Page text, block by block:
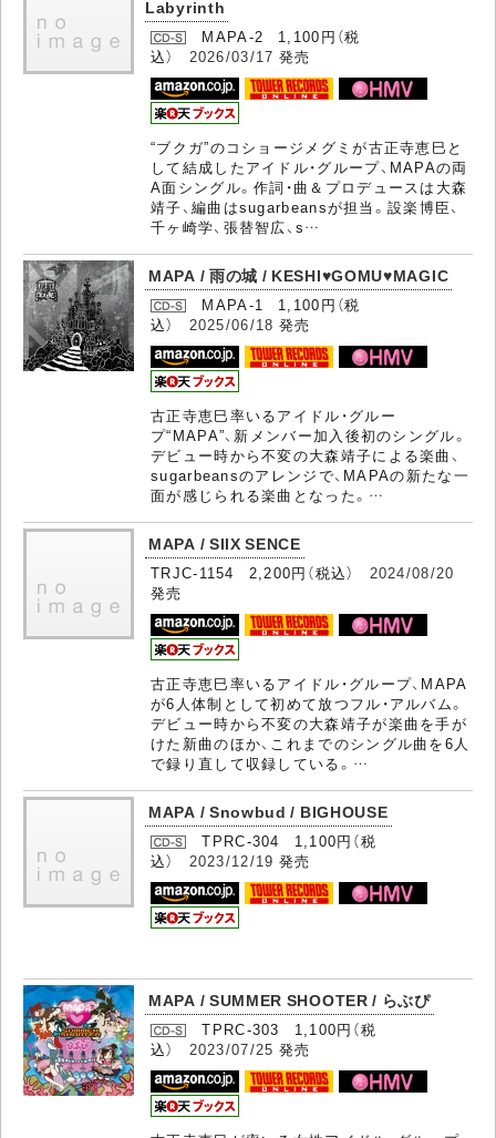
Labyrinth
MAPA-2 1,100円（税
込） 2026/03/17 発売
“ブクガ”のコショージメグミが古正寺恵巳と
して結成したアイドル・グループ、MAPAの両
A面シングル。作詞・曲＆プロデュースは大森
靖子、編曲はsugarbeansが担当。設楽博臣、
千ヶ崎学、張替智広、s…
MAPA / 雨の城 / KESHI♥GOMU♥MAGIC
MAPA-1 1,100円（税
込） 2025/06/18 発売
古正寺恵巳率いるアイドル・グルー
プ“MAPA”、新メンバー加入後初のシングル。
デビュー時から不変の大森靖子による楽曲、
sugarbeansのアレンジで、MAPAの新たな一
面が感じられる楽曲となった。…
MAPA / SIIX SENCE
TRJC-1154 2,200円（税込） 2024/08/20
発売
古正寺恵巳率いるアイドル・グループ、MAPA
が6人体制として初めて放つフル・アルバム。
デビュー時から不変の大森靖子が楽曲を手が
けた新曲のほか、これまでのシングル曲を6人
で録り直して収録している。…
MAPA / Snowbud / BIGHOUSE
TPRC-304 1,100円（税
込） 2023/12/19 発売
MAPA / SUMMER SHOOTER / らぶぴ
TPRC-303 1,100円（税
込） 2023/07/25 発売